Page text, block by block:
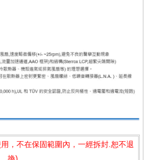
，不在保固範圍內，一經拆封.恕不退